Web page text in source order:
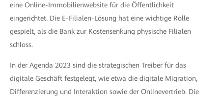
eine Online-Immobilienwebsite für die Öffentlichkeit
eingerichtet. Die E-Filialen-Lösung hat eine wichtige Rolle
gespielt, als die Bank zur Kostensenkung physische Filialen
schloss.
In der Agenda 2023 sind die strategischen Treiber für das
digitale Geschäft festgelegt, wie etwa die digitale Migration,
Differenzierung und Interaktion sowie der Onlinevertrieb. Die